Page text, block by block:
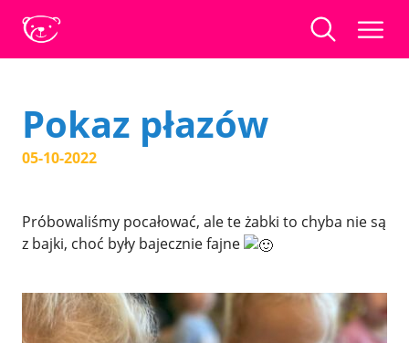
Pokaz płazów
05-10-2022
Próbowaliśmy pocałować, ale te żabki to chyba nie są
z bajki, choć były bajecznie fajne